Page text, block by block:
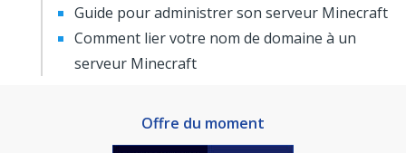
Guide pour administrer son serveur Minecraft
Comment lier votre nom de domaine à un
serveur Minecraft
Offre du moment